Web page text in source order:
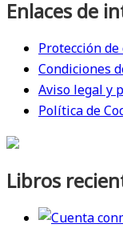
Enlaces de
Protección de
Condiciones
Aviso legal y
Política de
Libros